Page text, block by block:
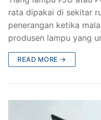
rata dipakai di sekitar
penerangan ketika
produsen lampu yang
READ MORE →